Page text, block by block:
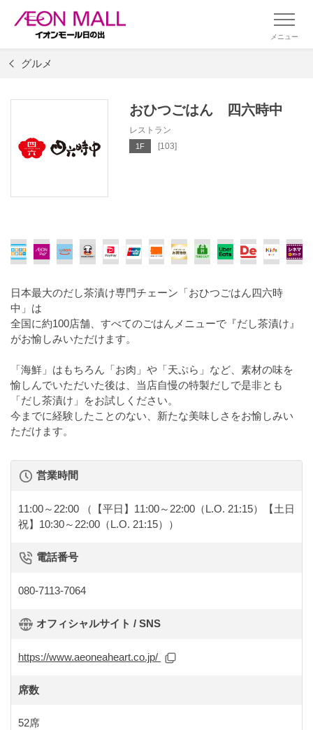
メニュー
グルメ
おひつごはん 四六時中
レストラン
1F [103]
日本最大のだし茶漬け専門チェーン「おひつごはん四六時
中」は
全国に約100店舗、すべてのごはんメニューで『だし茶漬け』
がお愉しみいただけます。
「海鮮」はもちろん「お肉」や「天ぷら」など、素材の味を
愉しんでいただいた後は、当店自慢の特製だしで是非とも
「だし茶漬け」をお試しください。
今までに経験したことのない、新たな美味しさをお愉しみい
ただけます。
営業時間
11:00～22:00
（【平日】11:00～22:00（L.O. 21:15）【土日
祝】10:30～22:00（L.O. 21:15））
電話番号
080-7113-7064
オフィシャルサイト / SNS
https://www.aeoneaheart.co.jp/
席数
52席